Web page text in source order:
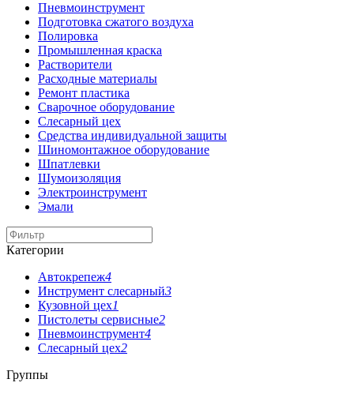
Пневмоинструмент
Подготовка сжатого воздуха
Полировка
Промышленная краска
Растворители
Расходные материалы
Ремонт пластика
Сварочное оборудование
Слесарный цех
Средства индивидуальной защиты
Шиномонтажное оборудование
Шпатлевки
Шумоизоляция
Электроинструмент
Эмали
Категории
Автокрепеж4
Инструмент слесарный3
Кузовной цех1
Пистолеты сервисные2
Пневмоинструмент4
Слесарный цех2
Группы